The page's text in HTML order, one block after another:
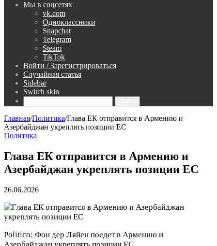
Мы в соцсетях
vk.com
Одноклассники
Snapchat
Telegram
Steam
TikTok
Войти / Зарегистрироваться
Случайная статья
Sidebar
Switch skin
Главная/Политика/Глава ЕК отправится в Армению и
Азербайджан укреплять позиции ЕС
Политика
Глава ЕК отправится в Армению и
Азербайджан укреплять позиции ЕС
26.06.2026
Politico: Фон дер Ляйен поедет в Армению и